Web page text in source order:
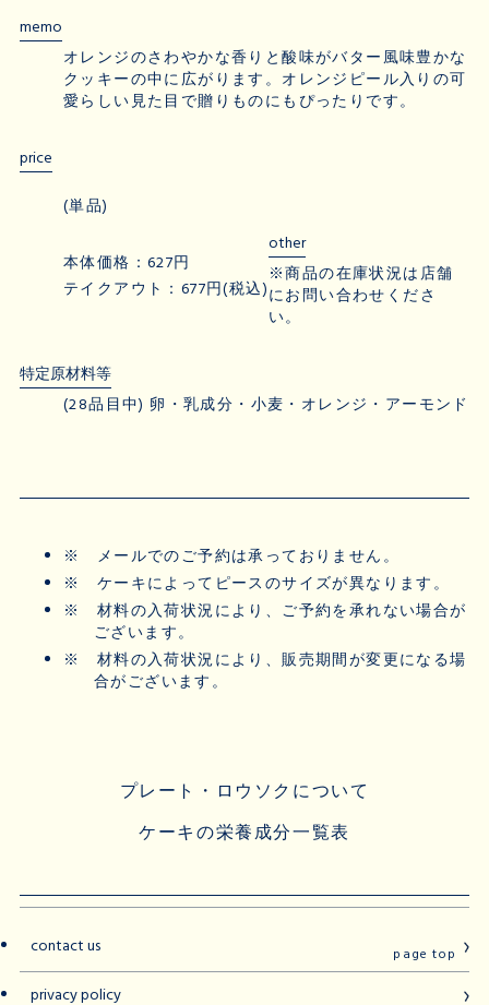
memo
オレンジのさわやかな香りと酸味がバター風味豊かな
クッキーの中に広がります。オレンジピール入りの可
愛らしい見た目で贈りものにもぴったりです。
price
(単品)
本体価格：627円
テイクアウト：677円(税込)
other
※商品の在庫状況は店舗
にお問い合わせくださ
い。
特定原材料等
(28品目中) 卵・乳成分・小麦・オレンジ・アーモンド
※ メールでのご予約は承っておりません。
※ ケーキによってピースのサイズが異なります。
※ 材料の入荷状況により、ご予約を承れない場合が
ございます。
※ 材料の入荷状況により、販売期間が変更になる場
合がございます。
プレート・ロウソクについて
ケーキの栄養成分一覧表
page top
contact us
privacy policy